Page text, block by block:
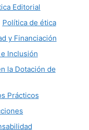
Editorial
Política de ética
y Financiación
Inclusión
la Dotación de
Prácticos